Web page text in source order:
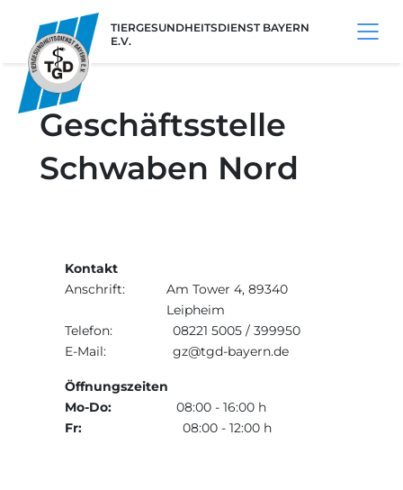
TIERGESUNDHEITSDIENST BAYERN
E.V.
Geschäftsstelle
Schwaben Nord
Kontakt
Anschrift:
Am Tower 4, 89340
Leipheim
Telefon:
08221 5005 / 399950
E-Mail:
gz@tgd-bayern.de
Öffnungszeiten
Mo-Do: 08:00 - 16:00 h
Fr: 08:00 - 12:00 h